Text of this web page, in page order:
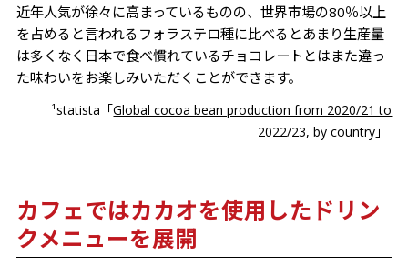
近年人気が徐々に高まっているものの、世界市場の80％以上
を占めると言われるフォラステロ種に比べるとあまり生産量
は多くなく日本で食べ慣れているチョコレートとはまた違っ
た味わいをお楽しみいただくことができます。
¹statista「Global cocoa bean production from 2020/21 to
2022/23, by country 」
カフェではカカオを使用したドリン
クメニューを展開